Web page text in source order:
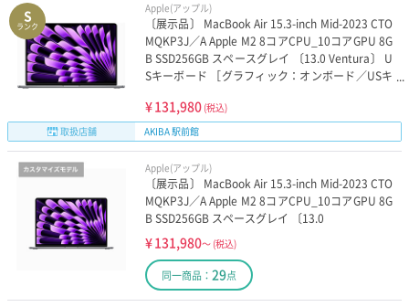
S
ランク
Apple(アップル)
〔展示品〕 MacBook Air 15.3-inch Mid-2023 CTO
MQKP3J／A Apple M2 8コアCPU_10コアGPU 8G
B SSD256GB スペースグレイ 〔13.0 Ventura〕 U
Sキーボード ［グラフィック：オンボード／USキ
¥131,980 (税込)
取扱店舗
AKIBA 駅前館
Apple(アップル)
〔展示品〕 MacBook Air 15.3-inch Mid-2023 CTO
MQKP3J／A Apple M2 8コアCPU_10コアGPU 8G
B SSD256GB スペースグレイ 〔13.0
¥131,980～ (税込)
同一商品： 29点